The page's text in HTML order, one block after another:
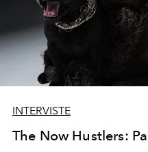
INTERVISTE
The Now Hustlers: